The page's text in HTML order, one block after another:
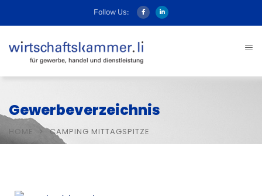
Follow Us:
Gewerbeverzeichnis
HOME CAMPING MITTAGSPITZE